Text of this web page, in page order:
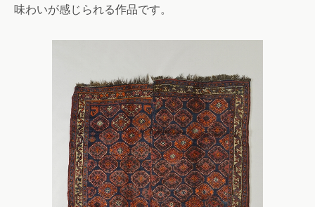
味わいが感じられる作品です。